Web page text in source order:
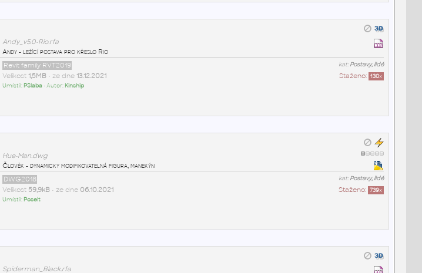
Andy_v5.0-Rio.rfa
Andy - ležící postava pro křeslo Rio
kat:Postavy, lidé
Revit family RVT2019
Staženo: 130x
Velikost 1,5MB• ze dne 13.12.2021
Umístil: PSlaba • Autor: Kinship
Hue-Man.dwg
Člověk - dynamicky modifikovatelná figura, manekýn
kat:Postavy, lidé
DWG2018
Staženo: 739x
Velikost 59,9kB• ze dne 06.10.2021
Umístil: Poselt
Spiderman_Black.rfa